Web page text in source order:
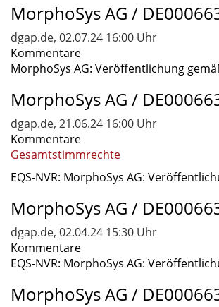
MorphoSys AG /
dgap.de, 02.07.24 16:00 Uhr
Kommentare
MorphoSys AG: Veröffentlichung
MorphoSys AG /
dgap.de, 21.06.24 16:00 Uhr
Kommentare
Gesamtstimmrechte
EQS-NVR: MorphoSys AG:
MorphoSys AG /
dgap.de, 02.04.24 15:30 Uhr
Kommentare
EQS-NVR: MorphoSys AG:
MorphoSys AG /